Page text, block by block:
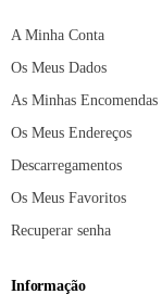
A Minha Conta
Os Meus Dados
As Minhas Encomendas
Os Meus Endereços
Descarregamentos
Os Meus Favoritos
Recuperar senha
Informação